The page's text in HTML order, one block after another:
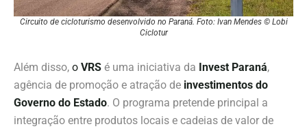
Circuito de cicloturismo desenvolvido no Paraná. Foto: Ivan Mendes © Lobi
Ciclotur
Além disso, o VRS é uma iniciativa da Invest Paraná,
agência de promoção e atração de investimentos do
Governo do Estado. O programa pretende principal a
integração entre produtos locais e cadeias de valor de